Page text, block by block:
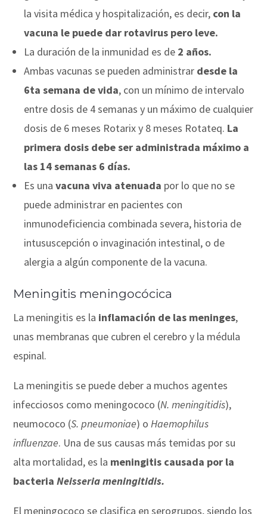
la visita médica y hospitalización, es decir, con la
vacuna le puede dar rotavirus pero leve.
La duración de la inmunidad es de 2 años.
Ambas vacunas se pueden administrar desde la
6ta semana de vida, con un mínimo de intervalo
entre dosis de 4 semanas y un máximo de cualquier
dosis de 6 meses Rotarix y 8 meses Rotateq. La
primera dosis debe ser administrada máximo a
las 14 semanas 6 días.
Es unavacuna viva atenuada por lo que no se
puede administrar en pacientes con
inmunodeficiencia combinada severa, historia de
intususcepción o invaginación intestinal, o de
alergia a algún componente de la vacuna.
Meningitis meningocócica
La meningitis es la inflamación de las meninges,
unas membranas que cubren el cerebro y la médula
espinal.
La meningitis se puede deber a muchos agentes
infecciosos como meningococo (N. meningitidis),
neumococo (S. pneumoniae) oHaemophilus
influenzae. Una de sus causas más temidas por su
alta mortalidad, es la meningitis causada por la
bacteriaNeisseria meningitidis.
El meningococo se clasifica en serogrupos, siendo los